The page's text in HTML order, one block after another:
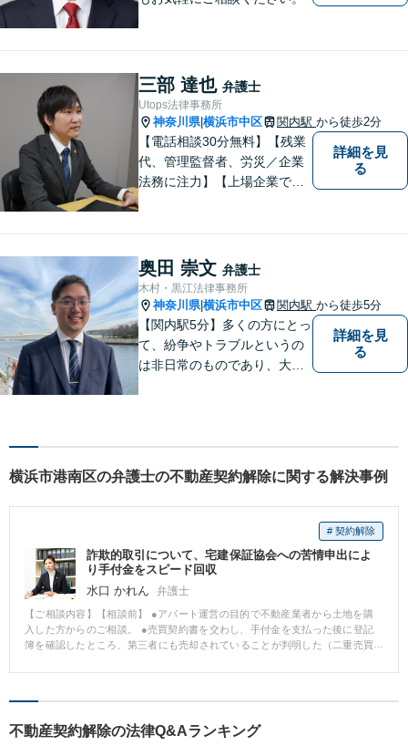
三部 達也 弁護士
Utops法律事務所
神奈川県|横浜市中区 関内駅 から徒歩2分
【電話相談30分無料】【残業
代、管理監督者、労災／企業
法務に注力】【上場企業で社
ート！メーカー・建築・教育
など幅広い業種への対応実績
あり！
詳細を見
る
奥田 崇文 弁護士
木村・黒江法律事務所
神奈川県|横浜市中区 関内駅 から徒歩5分
【関内駅5分】多くの方にとっ
て、紛争やトラブルというの
は非日常のものであり、大き
私はご依頼者様ごとに最良の
解決策は何かを一緒に考えて
まいります。
詳細を見
る
横浜市港南区の弁護士の不動産契約解除に関する解決事例
# 契約解除
詐欺的取引について、宅建保証協会への苦情申出によ
り手付金をスピード回収
水口 かれん
弁護士
【ご相談内容】【相談前】 ●アパート運営の目的で不動産業者から土地を購
入した方からのご相談。 ●売買契約書を交わし、手付金を支払った後に登記
簿を確認したところ、第三者にも売却されていることが判明した（二重売買
者はのらりくらりで返還に応じないので、弁護士が受任。 【弁護士の対応】
（苦情申立てをすると、最終的に宅建保証協会から弁済金を得られる場合が
ある）。 ●宅建保証協会から業者にも連絡を入れてもらったところ、業者は
不動産契約解除の法律Q&Aランキング